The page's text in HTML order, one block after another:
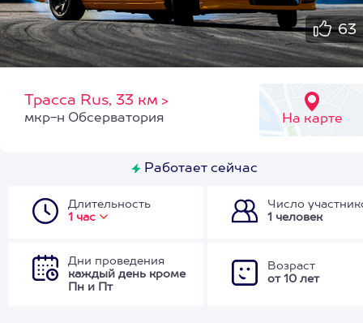
63
Трасса Rus, 33 км >
На карте
мкр-н Обсерватория
Работает сейчас
Длительность
1 час
Число
1 человек
Дни проведения
каждый день кроме
Пн и Пт
Возраст
от 10 лет